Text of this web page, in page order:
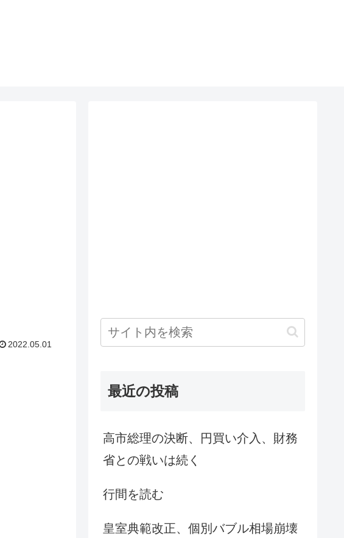
2022.05.01
最近の投稿
高市総理の決断、円買い介入、財務
省との戦いは続く
行間を読む
皇室典範改正、個別バブル相場崩壊